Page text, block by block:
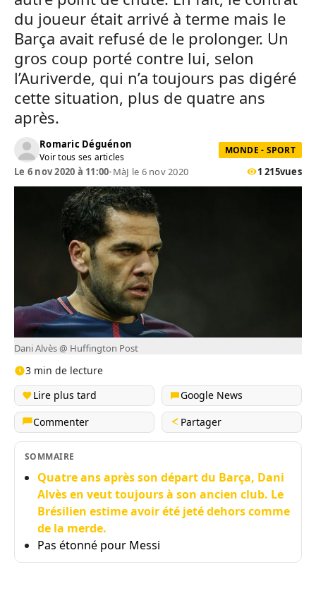
du joueur était arrivé à terme mais le
Barça avait refusé de le prolonger. Un
gros coup porté contre lui, selon
l’Auriverde, qui n’a toujours pas digéré
cette situation, plus de quatre ans
après.
Romaric Déguénon
Voir tous ses articles
MONDE - SPORT
Le 6 nov 2020 à 11:00•MàJ le 6 nov 2020 1 215vues
Dani Alvès @ Huffington Post
3 min de lecture
Lire plus tard
Google News
Commenter
Partager
SOMMAIRE
Quatre ans après son départ du Barça, Dani
Alvès en veut toujours à son ancien club. Le
Brésilien estime avoir été jeté dehors comme
de la merde.
Pas étonné pour Messi